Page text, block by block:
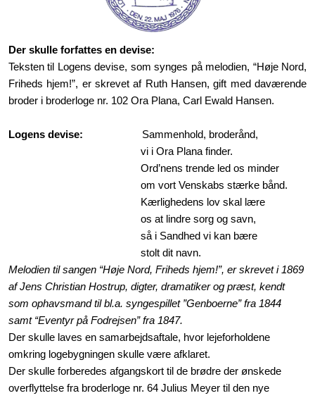
Der skulle forfattes en devise:
Teksten til Logens devise, som synges på melodien, “Høje Nord,
Friheds hjem!”, er skrevet af Ruth Hansen, gift med daværende
broder i broderloge nr. 102 Ora Plana, Carl Ewald Hansen.
Logens devise:
Sammenhold, broderånd,
vi i Ora Plana finder.
Ord’nens trende led os minder
om vort Venskabs stærke bånd.
Kærlighedens lov skal lære
os at lindre sorg og savn,
så i Sandhed vi kan bære
stolt dit navn.
Melodien til sangen “Høje Nord, Friheds hjem!”, er skrevet i 1869
af Jens Christian Hostrup, digter, dramatiker og præst, kendt
som ophavsmand til bl.a. syngespillet ”Genboerne” fra 1844
samt “Eventyr på Fodrejsen” fra 1847.
Der skulle laves en samarbejdsaftale, hvor lejeforholdene
omkring logebygningen skulle være afklaret.
Der skulle forberedes afgangskort til de brødre der ønskede
overflyttelse fra broderloge nr. 64 Julius Meyer til den nye